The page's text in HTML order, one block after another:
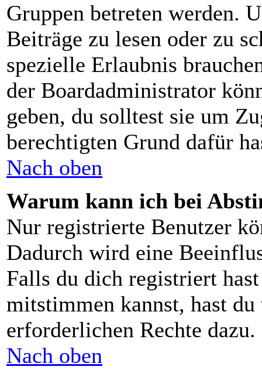
Gruppen betreten werden.
Beiträge zu lesen oder zu
spezielle Erlaubnis
der Boardadministrator
geben, du solltest sie um
berechtigten Grund dafür
Nach oben
Warum kann ich bei
Nur registrierte Benutzer
Dadurch wird eine
Falls du dich registriert
mitstimmen kannst, hast
erforderlichen Rechte dazu.
Nach oben